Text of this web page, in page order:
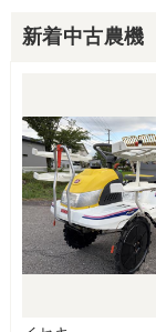
新着中古農機